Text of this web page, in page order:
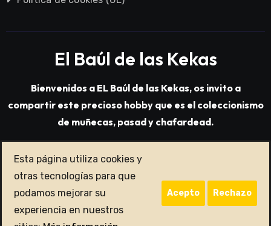
El Baúl de las Kekas
Bienvenidos a EL Baúl de las Kekas, os invito a
compartir este precioso hobby que es el coleccionismo
de muñecas, pasad y chafardead.
Copyright © All rights reserved
Themeansar.
Avisos LegalesPolítica de Cookies Política de Privacidad
Esta página utiliza cookies y
otras tecnologías para que
podamos mejorar su
experiencia en nuestros
Acepto Rechazo